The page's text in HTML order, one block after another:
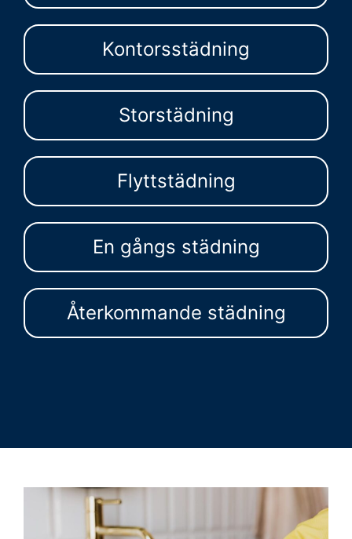
Kontorsstädning
Storstädning
Flyttstädning
En gångs städning
Återkommande städning